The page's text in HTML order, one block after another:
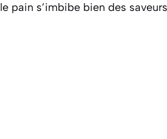
le pain s’imbibe bien des